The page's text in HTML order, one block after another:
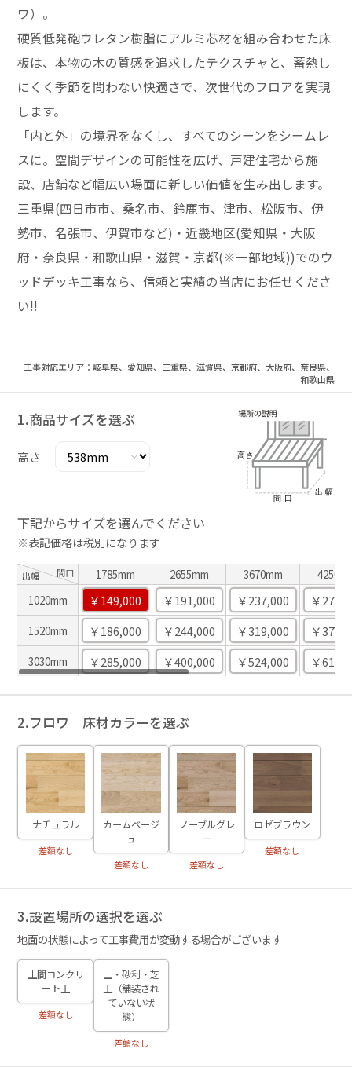
ワ）。
硬質低発砲ウレタン樹脂にアルミ芯材を組み合わせた床
板は、本物の木の質感を追求したテクスチャと、蓄熱し
にくく季節を問わない快適さで、次世代のフロアを実現
します。
「内と外」の境界をなくし、すべてのシーンをシームレ
スに。空間デザインの可能性を広げ、戸建住宅から施
設、店舗など幅広い場面に新しい価値を生み出します。
三重県(四日市市、桑名市、鈴鹿市、津市、松阪市、伊
勢市、名張市、伊賀市など)・近畿地区(愛知県・大阪
府・奈良県・和歌山県・滋賀・京都(※一部地域))でのウ
ッドデッキ工事なら、信頼と実績の当店にお任せくださ
い!!
工事対応エリア：岐阜県、愛知県、三重県、滋賀県、京都府、大阪府、奈良県、
和歌山県
1.商品サイズを選ぶ
高さ
下記からサイズを選んでください
※表記価格は税別になります
出幅 間口 1785mm 2655mm 3670mm
1020mm
￥149,000 ￥191,000 ￥237,000 ￥
1520mm ￥186,000 ￥244,000 ￥319,000 ￥
3030mm ￥285,000 ￥400,000 ￥524,000 ￥
2.フロワ 床材カラーを選ぶ
ナチュラル
差額なし
カームベージ
ュ
差額なし
ノーブルグレ
ー
差額なし
ロゼブラウン
差額なし
3.設置場所の選択を選ぶ
地面の状態によって工事費用が変動する場合がございます
土間コンクリ
ート上
差額なし
土・砂利・芝
上（舗装され
ていない状
態）
差額なし